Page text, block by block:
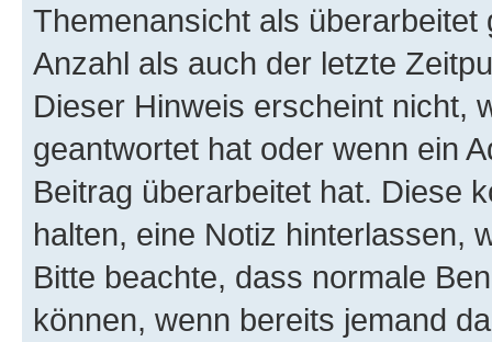
Themenansicht als
Anzahl als auch der letzte
Dieser Hinweis erscheint nicht,
geantwortet hat oder wenn ein
Beitrag überarbeitet hat. Diese
halten, eine Notiz hinterlassen,
Bitte beachte, dass normale
können, wenn bereits jemand